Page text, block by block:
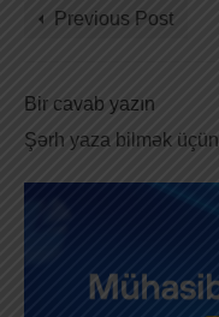
Previous Post
Bir cavab yazın
Şərh yaza bilmək üçün